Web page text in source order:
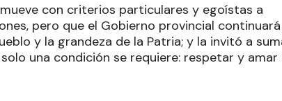
con criterios particulares y egoístas a
pero que el Gobierno provincial continuará
y la grandeza de la Patria; y la invitó a
una condición se requiere: respetar y amar